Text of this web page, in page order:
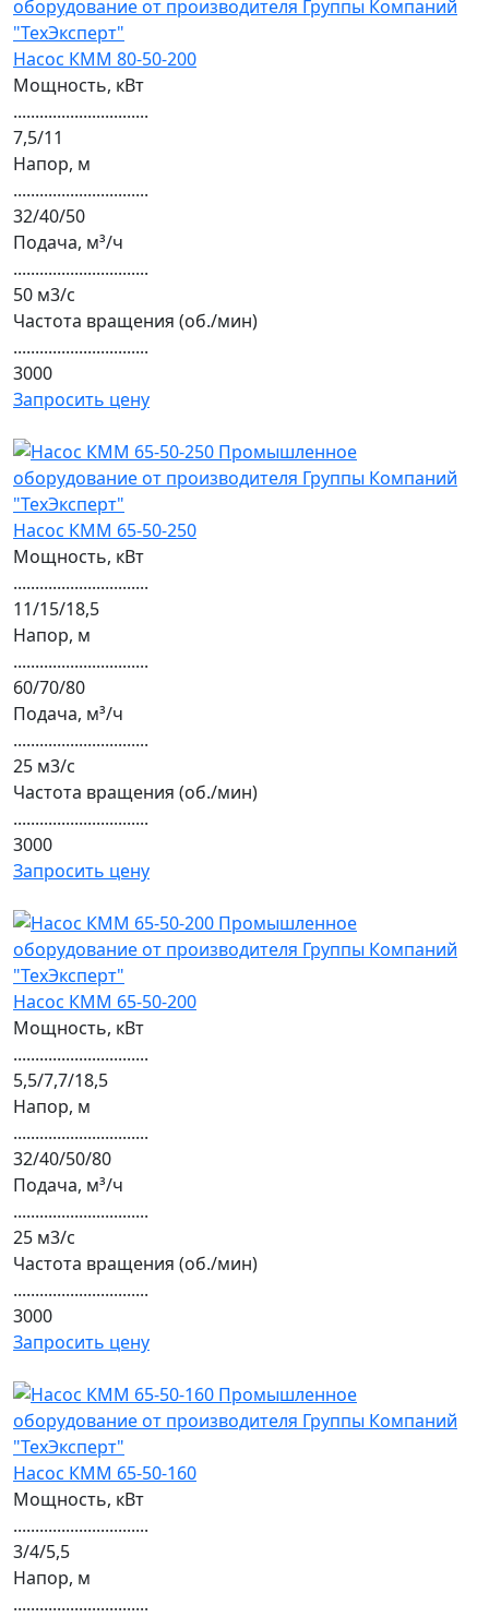
Насос КММ 80-50-200
Мощность, кВт
...............................
7,5/11
Напор, м
...............................
32/40/50
Подача, м³/ч
...............................
50 м3/с
Частота вращения (об./мин)
...............................
3000
Запросить цену
Насос КММ 65-50-250
Мощность, кВт
...............................
11/15/18,5
Напор, м
...............................
60/70/80
Подача, м³/ч
...............................
25 м3/с
Частота вращения (об./мин)
...............................
3000
Запросить цену
Насос КММ 65-50-200
Мощность, кВт
...............................
5,5/7,7/18,5
Напор, м
...............................
32/40/50/80
Подача, м³/ч
...............................
25 м3/с
Частота вращения (об./мин)
...............................
3000
Запросить цену
Насос КММ 65-50-160
Мощность, кВт
...............................
3/4/5,5
Напор, м
...............................